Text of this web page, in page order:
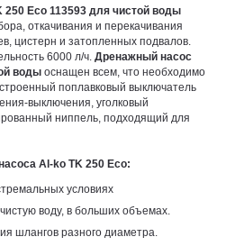
Eco 113593 для чистой воды
откачивания и перекачивания
цистерн и затопленных подвалов.
6000 л/ч. Дренажный насос
воды оснащен всем, что необходимо
поплавковый выключатель
выключения, уголковый
ниппель, подходящий для
Al-ko TK 250 Eco:
условиях
воду, в больших объемах.
шлангов разного диаметра.